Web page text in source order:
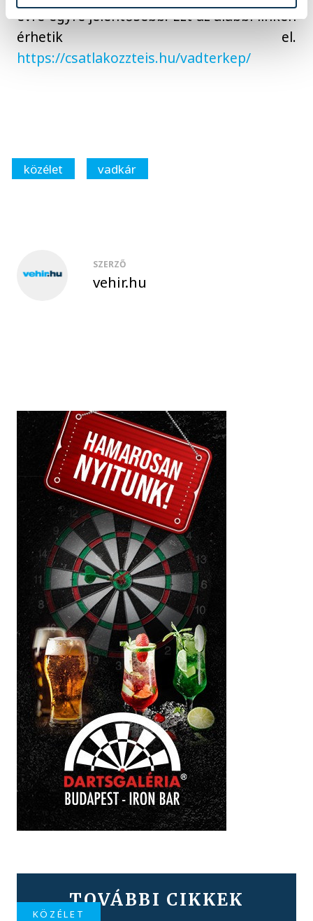
évre egyre jelentősebb. Ezt az alábbi linken
érhetik el.
https://csatlakozzteis.hu/vadterkep/
közélet vadkár
SZERZŐ
vehir.hu
TOVÁBBI CIKKEK
KÖZÉLET